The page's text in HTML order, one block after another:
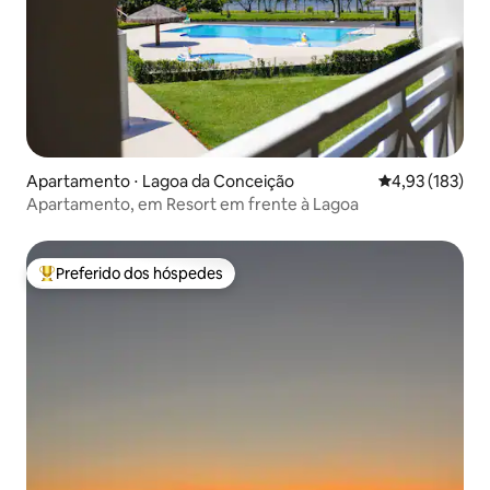
Apartamento ⋅ Lagoa da Conceição 4,93 de uma
4,93 (183)
Apartamento, em Resort em frente à Lagoa
Entre os melhores preferidos dos hóspedes
Preferido dos hóspedes